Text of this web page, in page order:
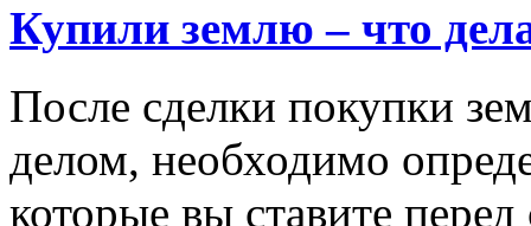
Купили землю – что
После сделки покупки
делом, необходимо
которые вы ставите